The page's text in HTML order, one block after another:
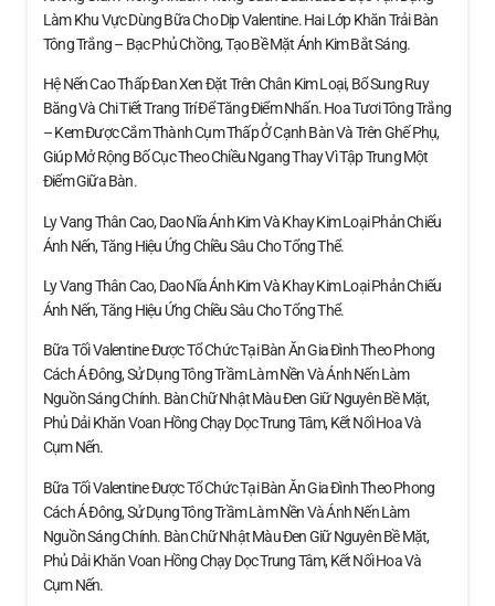
Làm Khu Vực Dùng Bữa Cho Dịp Valentine. Hai Lớp Khăn Trải Bàn
Tông Trắng – Bạc Phủ Chồng, Tạo Bề Mặt Ánh Kim Bắt Sáng.
Hệ Nến Cao Thấp Đan Xen Đặt Trên Chân Kim Loại, Bổ Sung Ruy
Băng Và Chi Tiết Trang Trí Để Tăng Điểm Nhấn. Hoa Tươi Tông Trắng
– Kem Được Cắm Thành Cụm Thấp Ở Cạnh Bàn Và Trên Ghế Phụ,
Giúp Mở Rộng Bố Cục Theo Chiều Ngang Thay Vì Tập Trung Một
Điểm Giữa Bàn.
Ly Vang Thân Cao, Dao Nĩa Ánh Kim Và Khay Kim Loại Phản Chiếu
Ánh Nến, Tăng Hiệu Ứng Chiều Sâu Cho Tổng Thể.
Ly Vang Thân Cao, Dao Nĩa Ánh Kim Và Khay Kim Loại Phản Chiếu
Ánh Nến, Tăng Hiệu Ứng Chiều Sâu Cho Tổng Thể.
Bữa Tối Valentine Được Tổ Chức Tại Bàn Ăn Gia Đình Theo Phong
Cách Á Đông, Sử Dụng Tông Trầm Làm Nền Và Ánh Nến Làm
Nguồn Sáng Chính. Bàn Chữ Nhật Màu Đen Giữ Nguyên Bề Mặt,
Phủ Dải Khăn Voan Hồng Chạy Dọc Trung Tâm, Kết Nối Hoa Và
Cụm Nến.
Bữa Tối Valentine Được Tổ Chức Tại Bàn Ăn Gia Đình Theo Phong
Cách Á Đông, Sử Dụng Tông Trầm Làm Nền Và Ánh Nến Làm
Nguồn Sáng Chính. Bàn Chữ Nhật Màu Đen Giữ Nguyên Bề Mặt,
Phủ Dải Khăn Voan Hồng Chạy Dọc Trung Tâm, Kết Nối Hoa Và
Cụm Nến.